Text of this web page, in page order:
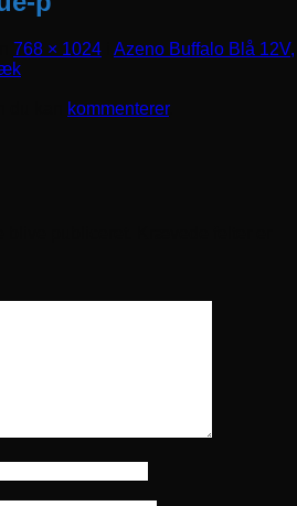
768 × 1024
Azeno Buffalo Blå 12V,
kommenterer.